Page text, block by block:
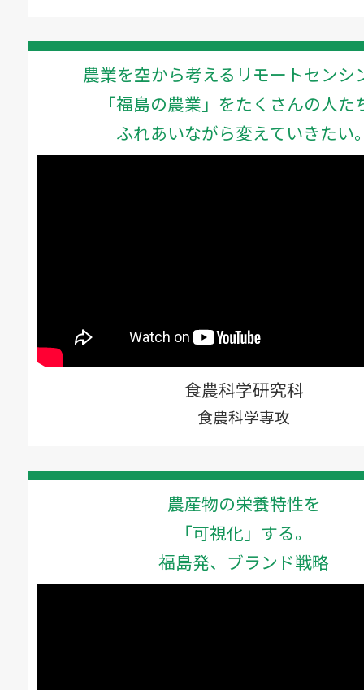
農業を空から考えるリモートセンシ
「福島の農業」をたくさんの人た
ふれあいながら変えていきたい
食農科学研究科
食農科学専攻
農産物の栄養特性を
「可視化」する。
福島発、ブランド戦略